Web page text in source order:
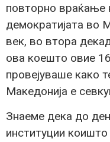
повторно враќање
демократијата во
век, во втора
ова коешто овие
провејуваше како
Македонија е
Знаеме дека до
институции